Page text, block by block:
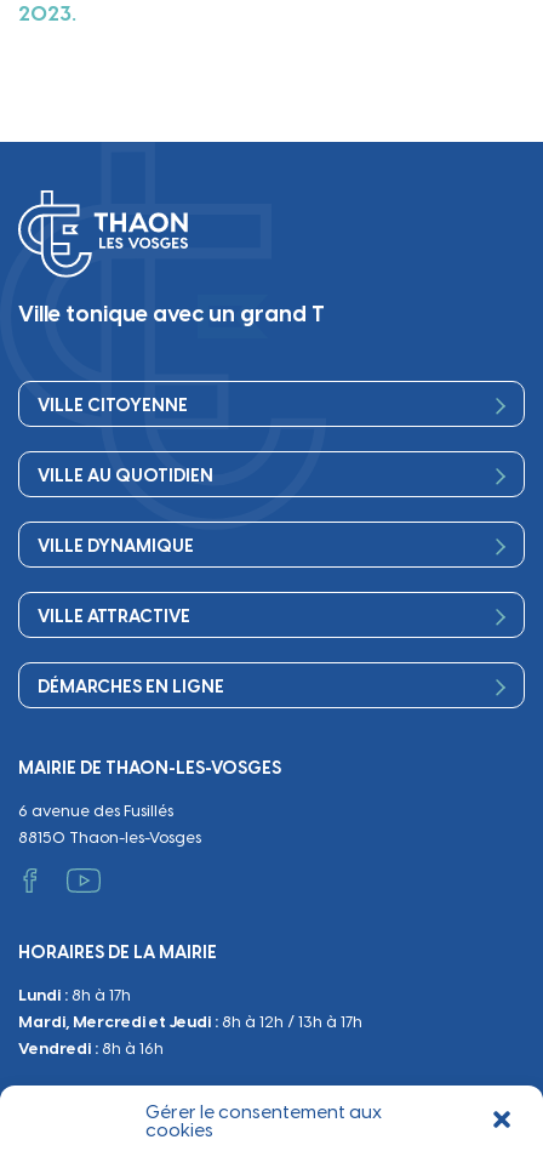
Gérer le consentement aux
cookies
2023.
Ville tonique avec un grand T
VILLE CITOYENNE
Conseil Municipal
Les services de la Mairie
Finances
Démocratie participative
Publications
VILLE AU QUOTIDIEN
Petite enfance
Scolarité
Périscolaire
Séniors, social, santé
Circuler
Emploi
VILLE DYNAMIQUE
Culture
Associations
Equipements
VILLE ATTRACTIVE
Commerces et artisanat
Urbanisme
Tranquillité et sécurité
DÉMARCHES EN LIGNE
Décès
Papiers et citoyenneté
Administratif et technique
Manifestations
Urbanisme
Sanitaire et Sécurité
MAIRIE DE THAON-LES-VOSGES
6 avenue des Fusillés
88150 Thaon-les-Vosges
HORAIRES DE LA MAIRIE
Lundi : 8h à 17h
Mardi, Mercredi et Jeudi : 8h à 12h / 13h à 17h
Vendredi : 8h à 16h
BESOIN D'INFORMATIONS